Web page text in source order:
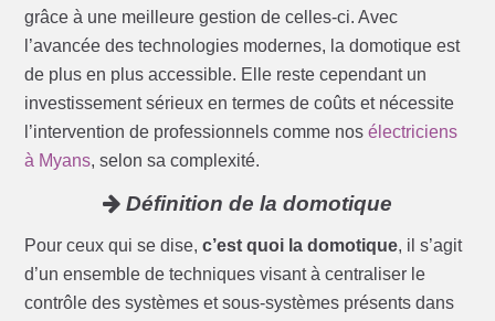
grâce à une meilleure gestion de celles-ci. Avec
l’avancée des technologies modernes, la domotique est
de plus en plus accessible. Elle reste cependant un
investissement sérieux en termes de coûts et nécessite
l’intervention de professionnels comme nosélectriciens
à Myans, selon sa complexité.
Définition de la domotique
Pour ceux qui se dise,c’est quoi la domotique, il s’agit
d’un ensemble de techniques visant à centraliser le
contrôle des systèmes et sous-systèmes présents dans